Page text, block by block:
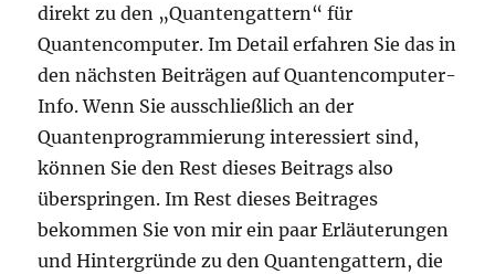
direkt zu den „Quantengattern“ für
Quantencomputer. Im Detail erfahren Sie das in
den nächsten Beiträgen auf Quantencomputer-
Info. Wenn Sie ausschließlich an der
Quantenprogrammierung interessiert sind,
können Sie den Rest dieses Beitrags also
überspringen. Im Rest dieses Beitrages
bekommen Sie von mir ein paar Erläuterungen
und Hintergründe zu den Quantengattern, die